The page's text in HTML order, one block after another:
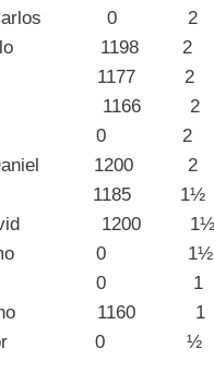
Carlos
Pablo
Odile
Carla 1166
HUGO 0
Daniel
Marta 1185
David
Guillermo 0
Ines
Leonor